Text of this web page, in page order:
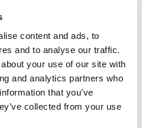
content and ads, to
and to analyse our traffic.
your use of our site with
and analytics partners who
that you’ve
collected from your use
komponenter